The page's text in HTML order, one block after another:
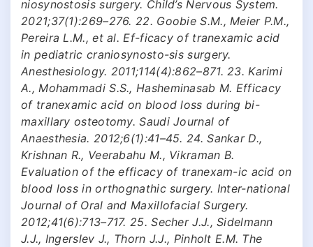
niosynostosis surgery. Child’s Nervous System.
2021;37(1):269–276. 22. Goobie S.M., Meier P.M.,
Pereira L.M., et al. Ef-ficacy of tranexamic acid
in pediatric craniosynosto-sis surgery.
Anesthesiology. 2011;114(4):862–871. 23. Karimi
A., Mohammadi S.S., Hasheminasab M. Efficacy
of tranexamic acid on blood loss during bi-
maxillary osteotomy. Saudi Journal of
Anaesthesia. 2012;6(1):41–45. 24. Sankar D.,
Krishnan R., Veerabahu M., Vikraman B.
Evaluation of the efficacy of tranexam-ic acid on
blood loss in orthognathic surgery. Inter-national
Journal of Oral and Maxillofacial Surgery.
2012;41(6):713–717. 25. Secher J.J., Sidelmann
J.J., Ingerslev J., Thorn J.J., Pinholt E.M. The